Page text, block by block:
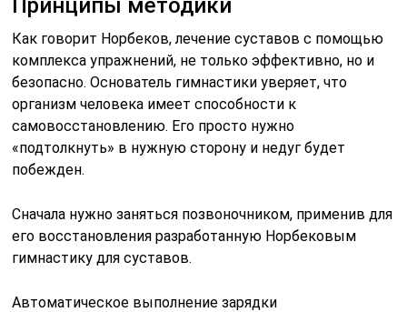
Принципы методики
Как говорит Норбеков, лечение суставов с помощью
комплекса упражнений, не только эффективно, но и
безопасно. Основатель гимнастики уверяет, что
организм человека имеет способности к
самовосстановлению. Его просто нужно
«подтолкнуть» в нужную сторону и недуг будет
побежден.
Сначала нужно заняться позвоночником, применив для
его восстановления разработанную Норбековым
гимнастику для суставов.
Автоматическое выполнение зарядки